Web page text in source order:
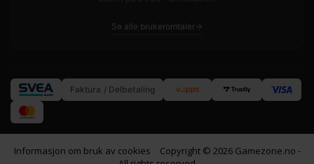
Se alle brukeromtaler
Faktura / Delbetaling
Informasjon om bruk av cookies
Copyright © 2026 Gamezone.no -